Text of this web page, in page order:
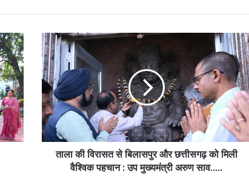
ताला
की
विरासत
से
बिलासपुर
और
छत्तीसगढ़
को
मिली
वैश्विकताला की विरासत से बिलासपुर और छत्तीसगढ़ को मिली
वैश्विक पहचान : उप मुख्यमंत्री अरुण साव…..